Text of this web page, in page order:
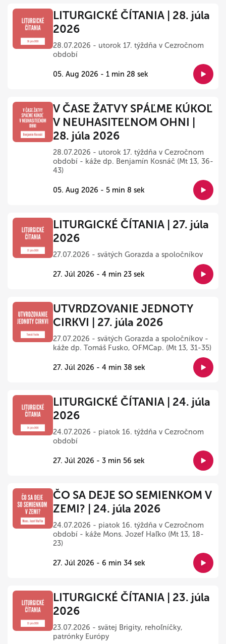
LITURGICKÉ ČÍTANIA | 28. júla
2026
28.07.2026 - utorok 17. týždňa v Cezročnom
období
05. Aug 2026 - 1 min 28 sek
V ČASE ŽATVY SPÁĽME KÚKOĽ
V NEUHASITEĽNOM OHNI |
28. júla 2026
28.07.2026 - utorok 17. týždňa v Cezročnom
období - káže dp. Benjamín Kosnáč (Mt 13, 36-
43)
05. Aug 2026 - 5 min 8 sek
LITURGICKÉ ČÍTANIA | 27. júla
2026
27.07.2026 - svätých Gorazda a spoločníkov
27. Júl 2026 - 4 min 23 sek
UTVRDZOVANIE JEDNOTY
CIRKVI | 27. júla 2026
27.07.2026 - svätých Gorazda a spoločníkov -
káže dp. Tomáš Fusko, OFMCap. (Mt 13, 31-35)
27. Júl 2026 - 4 min 38 sek
LITURGICKÉ ČÍTANIA | 24. júla
2026
24.07.2026 - piatok 16. týždňa v Cezročnom
období
27. Júl 2026 - 3 min 56 sek
ČO SA DEJE SO SEMIENKOM V
ZEMI? | 24. júla 2026
24.07.2026 - piatok 16. týždňa v Cezročnom
období - káže Mons. Jozef Haľko (Mt 13, 18-
23)
27. Júl 2026 - 6 min 34 sek
LITURGICKÉ ČÍTANIA | 23. júla
2026
23.07.2026 - svätej Brigity, rehoľníčky,
patrónky Európy